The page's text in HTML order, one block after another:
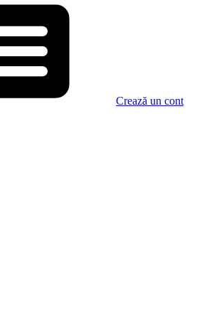
Crează un cont